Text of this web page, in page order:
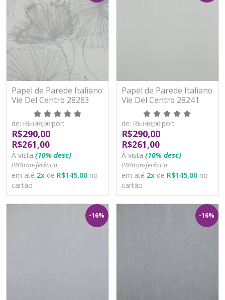
Papel de Parede Italiano
Vie Del Centro 28263
Vinílico Lavável
de: R$348,00por:
R$290,00
R$261,00
À vista (10% desc)
PIX/transferência
em até 2x de R$145,00 no
cartão
Papel de Parede Italiano
Vie Del Centro 28241
Vinílico Lavável
de: R$348,00por:
R$290,00
R$261,00
À vista (10% desc)
PIX/transferência
em até 2x de R$145,00 no
cartão
-16% -16%